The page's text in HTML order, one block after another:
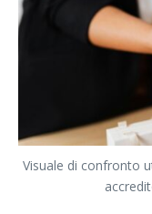
Visuale di confronto